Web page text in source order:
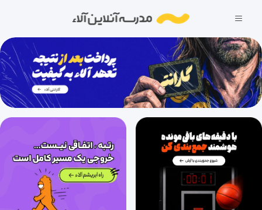
کلیپ صفر معرفی زیست سال دهم
8 دقیقه 1404/11/27